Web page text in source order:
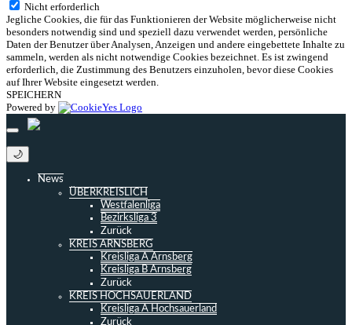
Nicht erforderlich
Jegliche Cookies, die für das Funktionieren der Website möglicherweise nicht
besonders notwendig sind und speziell dazu verwendet werden, persönliche
Daten der Benutzer über Analysen, Anzeigen und andere eingebettete Inhalte zu
sammeln, werden als nicht notwendige Cookies bezeichnet. Es ist zwingend
erforderlich, die Zustimmung des Benutzers einzuholen, bevor diese Cookies
auf Ihrer Website eingesetzt werden.
SPEICHERN
Powered by
🌙
News
ÜBERKREISLICH
Westfalenliga
Bezirksliga 3
Zurück
KREIS ARNSBERG
Kreisliga A Arnsberg
Kreisliga B Arnsberg
Zurück
KREIS HOCHSAUERLAND
Kreisliga A Hochsauerland
Zurück